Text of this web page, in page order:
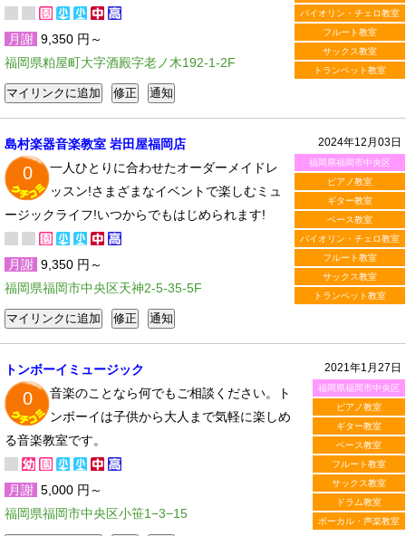
バイオリン・チェロ教室
フルート教室
サックス教室
トランペット教室
月謝 9,350 円～
福岡県粕屋町大字酒殿字老ノ木192-1-2F
2024年12月03日
福岡県福岡市中央区
ピアノ教室
ギター教室
ベース教室
バイオリン・チェロ教室
フルート教室
サックス教室
トランペット教室
島村楽器音楽教室 岩田屋福岡店
0
一人ひとりに合わせたオーダーメイドレ
ッスン!さまざまなイベントで楽しむミュ
ージックライフ!いつからでもはじめられます!
月謝 9,350 円～
福岡県福岡市中央区天神2-5-35-5F
2021年1月27日
福岡県福岡市中央区
ピアノ教室
ギター教室
ベース教室
フルート教室
サックス教室
ドラム教室
ボーカル・声楽教室
トンボーイミュージック
0
音楽のことなら何でもご相談ください。ト
ンボーイは子供から大人まで気軽に楽しめ
る音楽教室です。
月謝 5,000 円～
福岡県福岡市中央区小笹1−3−15